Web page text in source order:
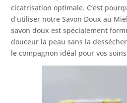
cicatrisation optimale. C’est
d’utiliser notre Savon Doux au
savon doux est spécialement
douceur la peau sans la
le compagnon idéal pour vos